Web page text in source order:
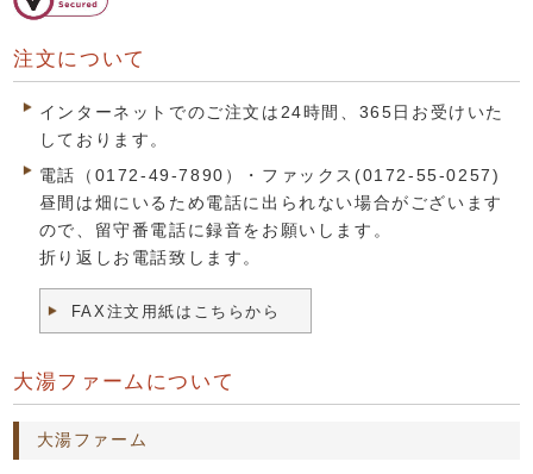
注文について
インターネットでのご注文は24時間、365日お受けいた
しております。
電話（0172-49-7890）・ファックス(0172-55-0257)
昼間は畑にいるため電話に出られない場合がございます
ので、留守番電話に録音をお願いします。
折り返しお電話致します。
FAX注文用紙はこちらから
大湯ファームについて
大湯ファーム